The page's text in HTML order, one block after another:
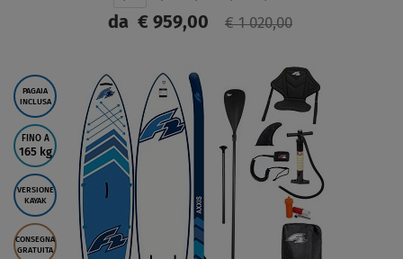
da € 959,00 € 1 020,00
PAGAIA
INCLUSA
FINO A
165 kg
VERSIONE
KAYAK
CONSEGNA
GRATUITA